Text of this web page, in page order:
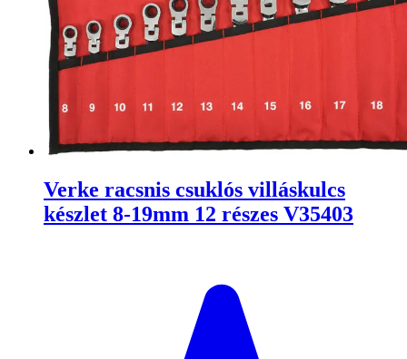
Verke racsnis csuklós villáskulcs
készlet 8-19mm 12 részes V35403